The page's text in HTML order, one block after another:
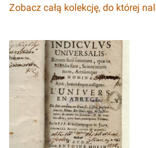
Zobacz całą kolekcję, do której